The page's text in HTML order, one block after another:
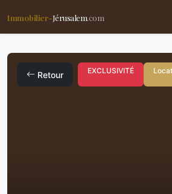
Immobilier-Jérusalem.com
Retour EXCLUSIVITÉ